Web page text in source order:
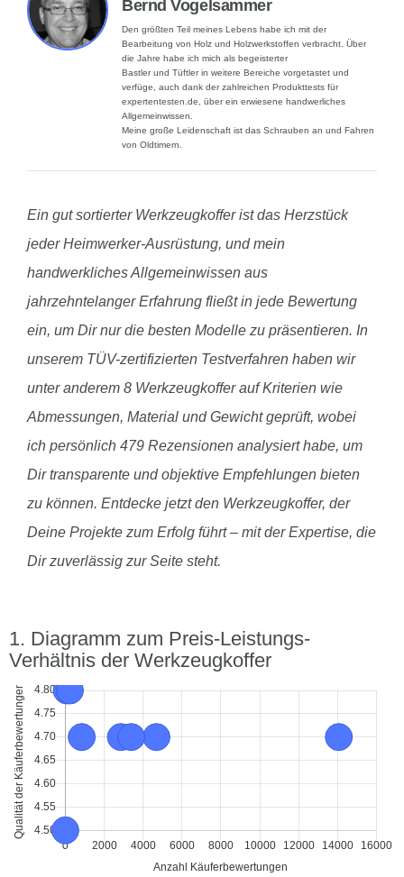
Bernd Vogelsammer
Den größten Teil meines Lebens habe ich mit der
Bearbeitung von Holz und Holzwerkstoffen verbracht. Über
die Jahre habe ich mich als begeisterter
Bastler und Tüftler in weitere Bereiche vorgetastet und
verfüge, auch dank der zahlreichen Produkttests für
expertentesten.de, über ein erwiesene handwerliches
Allgemeinwissen.
Meine große Leidenschaft ist das Schrauben an und Fahren
von Oldtimern.
Ein gut sortierter Werkzeugkoffer ist das Herzstück
jeder Heimwerker-Ausrüstung, und mein
handwerkliches Allgemeinwissen aus
jahrzehntelanger Erfahrung fließt in jede Bewertung
ein, um Dir nur die besten Modelle zu präsentieren. In
unserem TÜV-zertifizierten Testverfahren haben wir
unter anderem 8 Werkzeugkoffer auf Kriterien wie
Abmessungen, Material und Gewicht geprüft, wobei
ich persönlich 479 Rezensionen analysiert habe, um
Dir transparente und objektive Empfehlungen bieten
zu können. Entdecke jetzt den Werkzeugkoffer, der
Deine Projekte zum Erfolg führt – mit der Expertise, die
Dir zuverlässig zur Seite steht.
Diagramm zum Preis-Leistungs-
Verhältnis der Werkzeugkoffer